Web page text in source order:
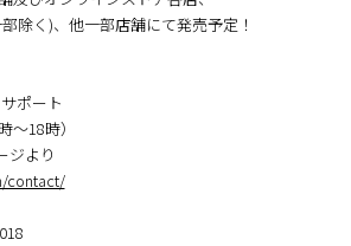
除く)、他一部店舗にて発売予定！
ポート
～18時）
ジより
contact/